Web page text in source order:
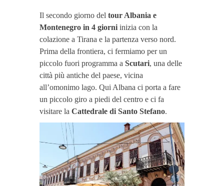
Il secondo giorno del tour Albania e
Montenegro in 4 giorni inizia con la
colazione a Tirana e la partenza verso nord.
Prima della frontiera, ci fermiamo per un
piccolo fuori programma a Scutari, una delle
città più antiche del paese, vicina
all’omonimo lago. Qui Albana ci porta a fare
un piccolo giro a piedi del centro e ci fa
visitare la Cattedrale di Santo Stefano.